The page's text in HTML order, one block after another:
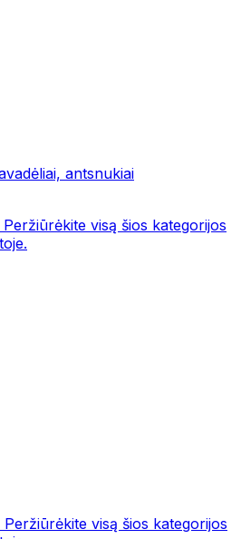
antsnukiai
Peržiūrėkite visą šios kategorijos
Peržiūrėkite visą šios kategorijos